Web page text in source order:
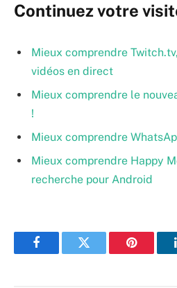
Continuez votre
Mieux comprendre
vidéos en direct
Mieux comprendre le
!
Mieux comprendre
Mieux comprendre Happy
recherche pour Android
FacebookTwitter Pinterest